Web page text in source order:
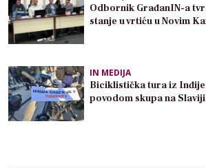
Odbornik GrađanIN-a
stanje u vrtiću u Novim
IN MEDIJA
Biciklistička tura iz
povodom skupa na Slaviji